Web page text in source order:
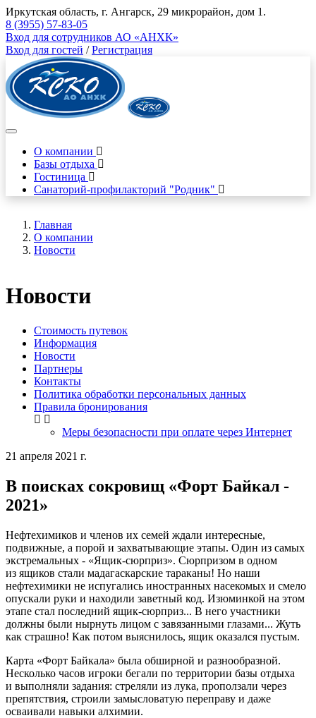
Иркутская область, г. Ангарск, 29 микрорайон, дом 1.
8 (3955) 57-83-05
Вход для сотрудников АО «АНХК»
Вход для гостей /Регистрация
О компании
Базы отдыха
Гостиница
Санаторий-профилакторий "Родник"
Главная
О компании
Новости
Новости
Стоимость путевок
Информация
Новости
Партнеры
Контакты
Политика обработки персональных данных
Правила бронирования
Меры безопасности при оплате через Интернет
21 апреля 2021 г.
В поисках сокровищ «Форт Байкал -
2021»
Нефтехимиков и членов их семей ждали интересные,
подвижные, а порой и захватывающие этапы. Один из самых
экстремальных - «Ящик-сюрприз». Сюрпризом в одном
из ящиков стали мадагаскарские тараканы! Но наши
нефтехимики не испугались иностранных насекомых и смело
опускали руки и находили заветный код. Изюминкой на этом
этапе стал последний ящик-сюрприз... В него участники
должны были нырнуть лицом с завязанными глазами... Жуть
как страшно! Как потом выяснилось, ящик оказался пустым.
Карта «Форт Байкала» была обширной и разнообразной.
Несколько часов игроки бегали по территории базы отдыха
и выполняли задания: стреляли из лука, проползали через
препятствия, строили замысловатую переправу и даже
осваивали навыки алхимии.